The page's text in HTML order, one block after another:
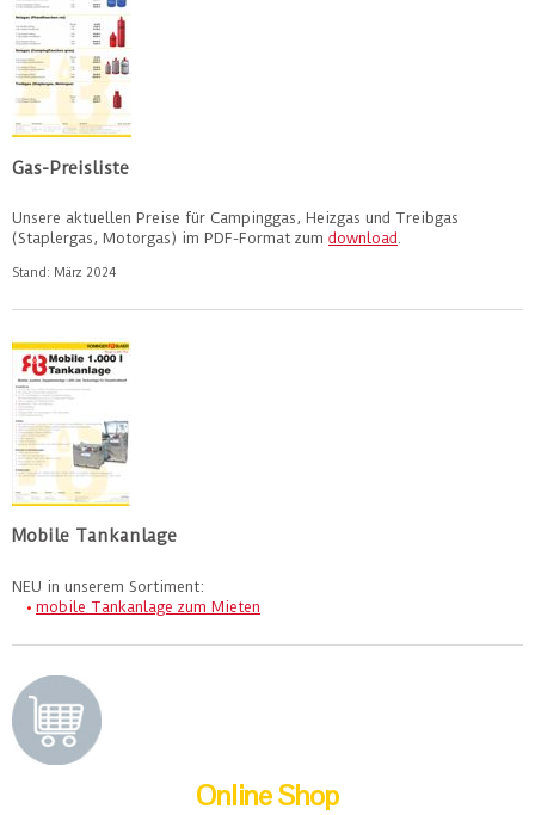
Gas-Preisliste
Unsere aktuellen Preise für Campinggas, Heizgas und Treibgas
(Staplergas, Motorgas) im PDF-Format zum download.
Stand: März 2024
Mobile Tankanlage
NEU in unserem Sortiment:
• mobile Tankanlage zum Mieten
Online Shop